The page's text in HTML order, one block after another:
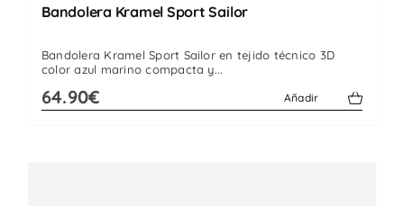
Bandolera Kramel Sport Sailor
Bandolera Kramel Sport Sailor en tejido técnico 3D
color azul marino compacta y...
64.90€ Añadir